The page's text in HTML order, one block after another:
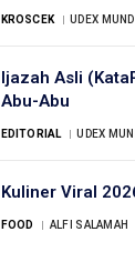
KROSCEK UDEX
Ijazah Asli
Abu-Abu
EDITORIAL UDEX
Kuliner Viral
FOOD ALFI SALAMAH